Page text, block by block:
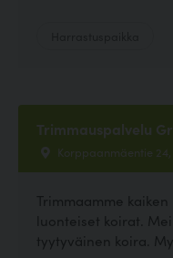
Trimmauspalvelu
Korppaanmäentie 24,
Trimmaamme
luonteiset koirat.
tyytyväinen koira.